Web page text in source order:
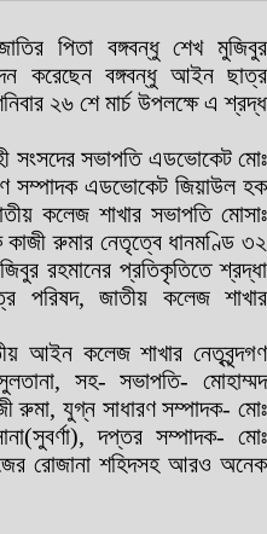
পিতা বঙ্গবন্ধু শেখ মুজিবুর
করেছেন বঙ্গবন্ধু আইন ছাত্র
২৬ শে মার্চ উপলক্ষে এ শ্রদ্ধ
সংসদের সভাপতি এডভোকেট মোঃ
সম্পাদক এডভোকেট জিয়াউল হক
কলেজ শাখার সভাপতি মোসাঃ
রুমার নেতৃত্বে ধানমণ্ডি ৩২
রহমানের প্রতিকৃতিতে শ্রদ্ধা
পরিষদ, জাতীয় কলেজ শাখার
আইন কলেজ শাখার নেতৃবৃন্দগণ
সহ- সভাপতি- মোহাম্মদ
রুমা, যুগ্ন সাধারণ সম্পাদক- মোঃ
দপ্তর সম্পাদক- মোঃ
রোজানা শহিদসহ আরও অনেক